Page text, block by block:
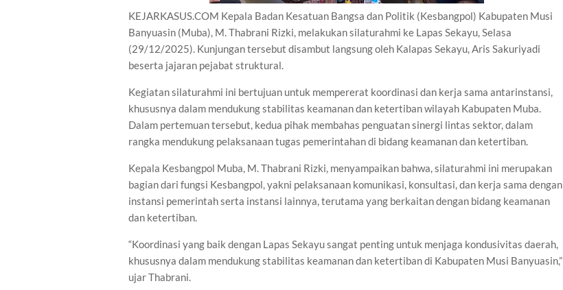
KEJARKASUS.COM Kepala Badan Kesatuan Bangsa dan Politik (Kesbangpol) Kabupaten Musi
Banyuasin (Muba), M. Thabrani Rizki, melakukan silaturahmi ke Lapas Sekayu, Selasa
(29/12/2025). Kunjungan tersebut disambut langsung oleh Kalapas Sekayu, Aris Sakuriyadi
beserta jajaran pejabat struktural.
Kegiatan silaturahmi ini bertujuan untuk mempererat koordinasi dan kerja sama antarinstansi,
khususnya dalam mendukung stabilitas keamanan dan ketertiban wilayah Kabupaten Muba.
Dalam pertemuan tersebut, kedua pihak membahas penguatan sinergi lintas sektor, dalam
rangka mendukung pelaksanaan tugas pemerintahan di bidang keamanan dan ketertiban.
Kepala Kesbangpol Muba, M. Thabrani Rizki, menyampaikan bahwa, silaturahmi ini merupakan
bagian dari fungsi Kesbangpol, yakni pelaksanaan komunikasi, konsultasi, dan kerja sama dengan
instansi pemerintah serta instansi lainnya, terutama yang berkaitan dengan bidang keamanan
dan ketertiban.
“Koordinasi yang baik dengan Lapas Sekayu sangat penting untuk menjaga kondusivitas daerah,
khususnya dalam mendukung stabilitas keamanan dan ketertiban di Kabupaten Musi Banyuasin,”
ujar Thabrani.